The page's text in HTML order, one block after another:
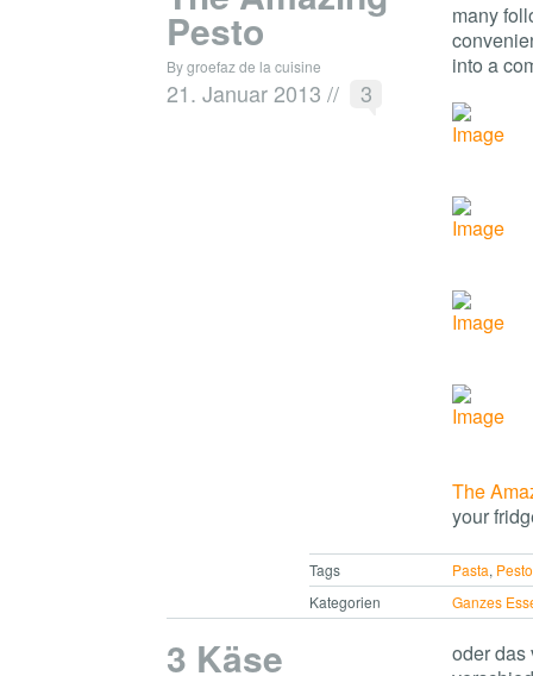
Pesto
By groefaz de la cuisine
21. Januar 2013 // 3
many
into a
The
your
Tags Pasta, Pesto
Kategorien
Ganzes
3 Käse
oder